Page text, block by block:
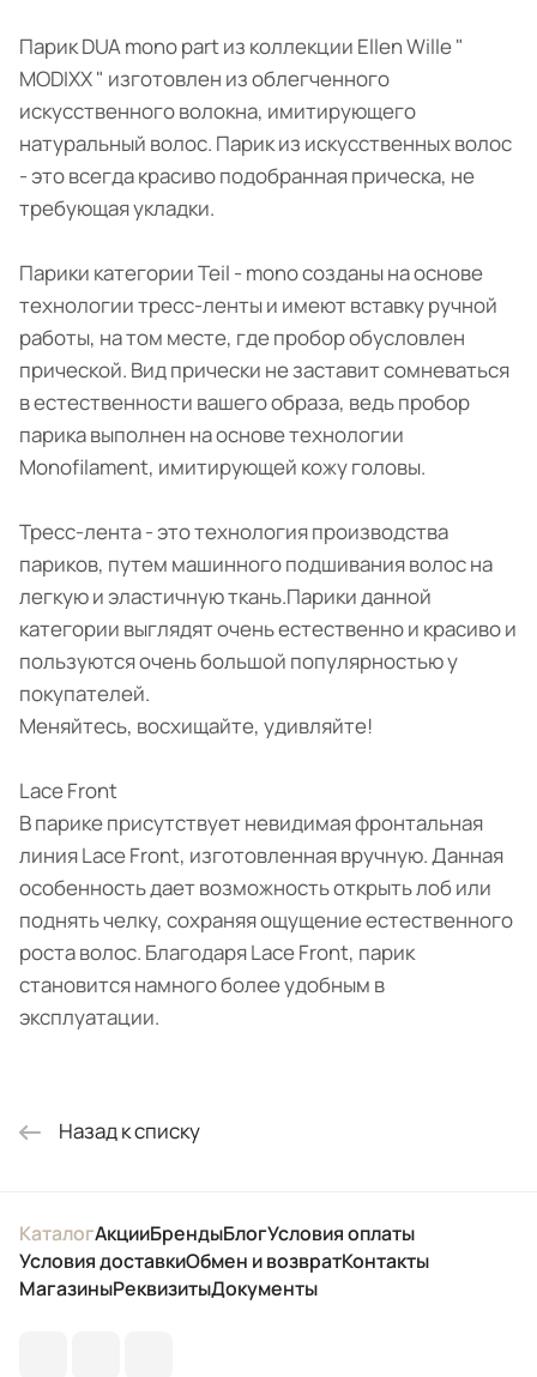
Парик DUA mono part из коллекции Ellen Wille "
MODIXX " изготовлен из облегченного
искусственного волокна, имитирующего
натуральный волос. Парик из искусственных волос
- это всегда красиво подобранная прическа, не
требующая укладки.
Парики категории Teil - mono созданы на основе
технологии тресс-ленты и имеют вставку ручной
работы, на том месте, где пробор обусловлен
прической. Вид прически не заставит сомневаться
в естественности вашего образа, ведь пробор
парика выполнен на основе технологии
Monofilament, имитирующей кожу головы.
Тресс-лента - это технология производства
париков, путем машинного подшивания волос на
легкую и эластичную ткань.Парики данной
категории выглядят очень естественно и красиво и
пользуются очень большой популярностью у
покупателей.
Меняйтесь, восхищайте, удивляйте!
Lace Front
В парике присутствует невидимая фронтальная
линия Lace Front, изготовленная вручную. Данная
особенность дает возможность открыть лоб или
поднять челку, сохраняя ощущение естественного
роста волос. Благодаря Lace Front, парик
становится намного более удобным в
эксплуатации.
Назад к списку
КаталогАкцииБрендыБлогУсловия оплаты
Условия доставкиОбмен и возвратКонтакты
МагазиныРеквизитыДокументы